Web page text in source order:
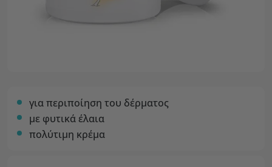
για περιποίηση του δέρματος
με φυτικά έλαια
πολύτιμη κρέμα